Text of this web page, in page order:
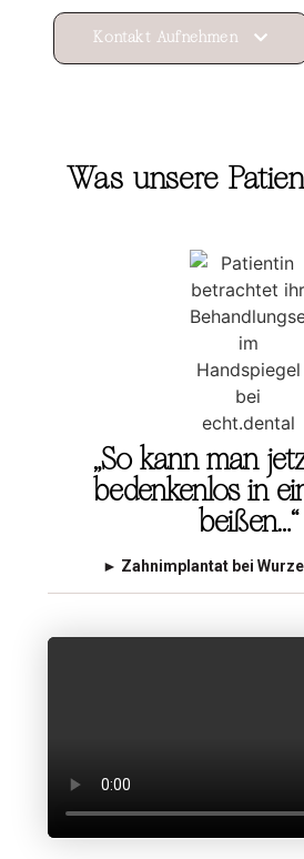
Kontakt Aufnehmen
Was unsere
„So kann man
bedenkenlos in
beißen…“
► Zahnimplantat bei